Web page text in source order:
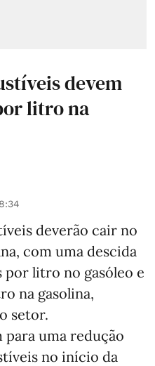
devem
litro na
deverão cair no
com uma descida
por litro no gasóleo e
na gasolina,
setor.
para uma redução
no início da